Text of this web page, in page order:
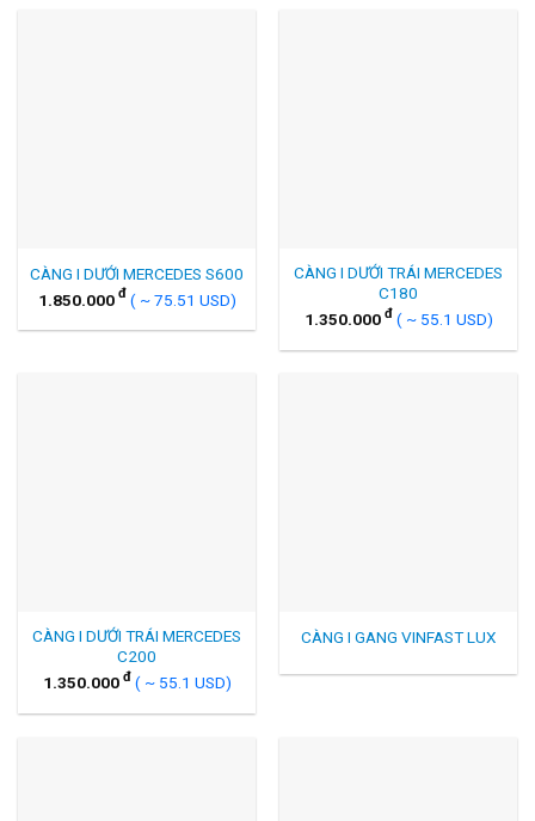
CÀNG I DƯỚI MERCEDES S600
1.850.000 đ ( ~ 75.51 USD)
CÀNG I DƯỚI TRÁI MERCEDES
C180
1.350.000 đ ( ~ 55.1 USD)
CÀNG I DƯỚI TRÁI MERCEDES
C200
1.350.000 đ ( ~ 55.1 USD)
CÀNG I GANG VINFAST LUX